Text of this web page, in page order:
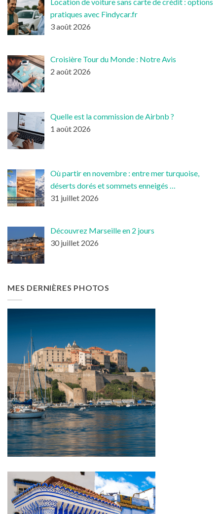
pratiques avec Findycar.fr
3 août 2026
Croisière Tour du Monde : Notre Avis
2 août 2026
Quelle est la commission de Airbnb ?
1 août 2026
Où partir en novembre : entre mer turquoise,
déserts dorés et sommets enneigés …
31 juillet 2026
Découvrez Marseille en 2 jours
30 juillet 2026
MES DERNIÈRES PHOTOS